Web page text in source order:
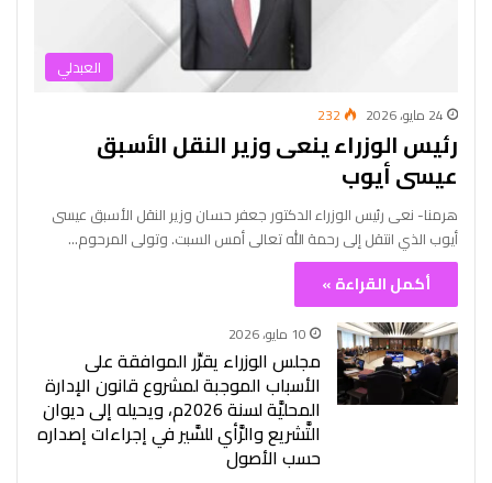
العبدلي
24 مايو، 2026 232
رئيس الوزراء ينعى وزير النقل الأسبق
عيسى أيوب
هرمنا- نعى رئيس الوزراء الدكتور جعفر حسان وزير النقل الأسبق عيسى
أيوب الذي انتقل إلى رحمة الله تعالى أمس السبت. وتولى المرحوم…
أكمل القراءة »
10 مايو، 2026
مجلس الوزراء يقرِّر الموافقة على
الأسباب الموجبة لمشروع قانون الإدارة
المحليَّة لسنة 2026م، ويحيله إلى ديوان
التَّشريع والرَّأي للسَّير في إجراءات إصداره
حسب الأصول